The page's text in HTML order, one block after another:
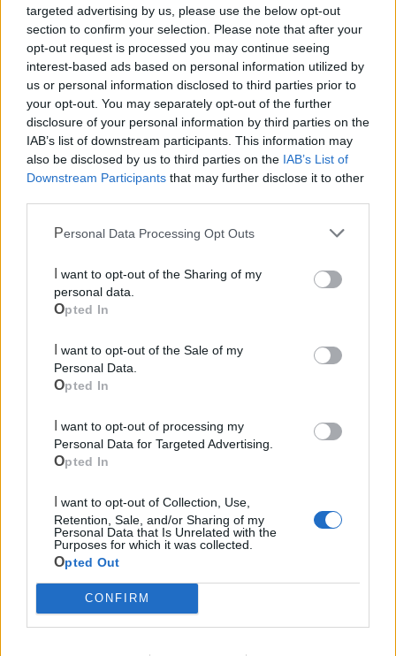
targeted advertising by us, please use the below opt-out
section to confirm your selection. Please note that after your
opt-out request is processed you may continue seeing
interest-based ads based on personal information utilized by
us or personal information disclosed to third parties prior to
your opt-out. You may separately opt-out of the further
disclosure of your personal information by third parties on the
IAB’s list of downstream participants. This information may
also be disclosed by us to third parties on the IAB’s List of
Downstream Participants that may further disclose it to other
Personal Data Processing Opt Outs
personal data.
Opted In
Personal Data.
Opted In
Personal Data for Targeted Advertising.
Opted In
Retention, Sale, and/or Sharing of my
Personal Data that Is Unrelated with the
Purposes for which it was collected.
Opted Out
CONFIRM
Cia Agricoltori Italiani | Puglia - Area Due
Mari
Scopri tutte le notizie, gli eventi e la Web TV di Cia Puglia - Area
Le ultime notizie di Castellaneta
1.762